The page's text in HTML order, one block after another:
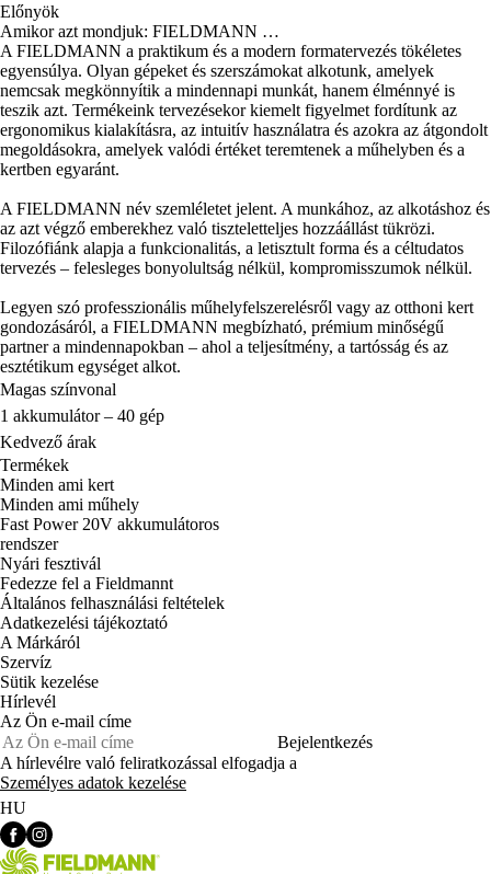
Előnyök
Amikor azt mondjuk: FIELDMANN …
A FIELDMANN a praktikum és a modern formatervezés tökéletes
egyensúlya. Olyan gépeket és szerszámokat alkotunk, amelyek
nemcsak megkönnyítik a mindennapi munkát, hanem élménnyé is
teszik azt. Termékeink tervezésekor kiemelt figyelmet fordítunk az
ergonomikus kialakításra, az intuitív használatra és azokra az átgondolt
megoldásokra, amelyek valódi értéket teremtenek a műhelyben és a
kertben egyaránt.
A FIELDMANN név szemléletet jelent. A munkához, az alkotáshoz és
az azt végző emberekhez való tiszteletteljes hozzáállást tükrözi.
Filozófiánk alapja a funkcionalitás, a letisztult forma és a céltudatos
tervezés – felesleges bonyolultság nélkül, kompromisszumok nélkül.
Legyen szó professzionális műhelyfelszerelésről vagy az otthoni kert
gondozásáról, a FIELDMANN megbízható, prémium minőségű
partner a mindennapokban – ahol a teljesítmény, a tartósság és az
esztétikum egységet alkot.
Magas színvonal
1 akkumulátor – 40 gép
Kedvező árak
Termékek
Minden ami kert
Minden ami műhely
Fast Power 20V akkumulátoros
rendszer
Nyári fesztivál
Fedezze fel a Fieldmannt
Általános felhasználási feltételek
Adatkezelési tájékoztató
A Márkáról
Szervíz
Sütik kezelése
Hírlevél
Az Ön e-mail címe
Bejelentkezés
A hírlevélre való feliratkozással elfogadja a
Személyes adatok kezelése
HU